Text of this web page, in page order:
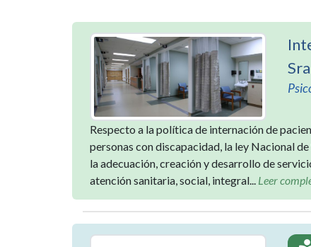
Respecto a la política de internación de
personas con discapacidad, la ley Nacional
la adecuación, creación y desarrollo de
atención sanitaria, social, integral... Leer